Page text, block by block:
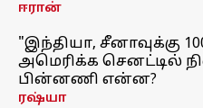
ஈரான்
"இந்தியா, சீனாவுக்கு
அமெரிக்க செனட்டில்
பின்னணி என்ன?
ரஷ்யா